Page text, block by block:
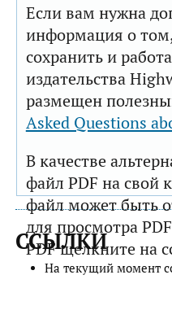
Если вам нужна
информация о том,
сохранить и
издательства
размещен
Asked Questions
В качестве
файл PDF на свой
файл может быть
для просмотра
PDF щелкните на
ССЫЛКИ
На текущий момент